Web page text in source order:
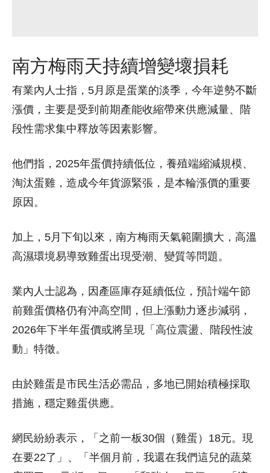
南方梅雨天持續增變壞損耗
有業內人士指，5月原是蛋業的淡季，今年逆勢不斷
漲價，主要是受到前期產能收縮帶來供應減量、階
段性需求集中釋放等因素影響。
他們指，2025年蛋價持續低位，養殖端縮減規模、
淘汰蛋雞，造成今年貨源緊張，是本輪漲價的重要
原因。
加上，5月下旬以來，南方梅雨天氣範圍擴大，高溫
高濕環境易導致雞蛋出現受潮、變質等問題。
業內人士認為，因產區庫存延續低位，預計端午節
前雞蛋價格仍有沖高空間，但上漲動力逐步減弱，
2026年下半年蛋價或將呈現「高位震盪、階段性波
動」特徵。
由於雞蛋是市民生活必需品，多地已開始積極採取
措施，穩定雞蛋供應。
網民紛紛表示，「之前一板30個（雞蛋）18元。現
在要22了」、「半個月前，我還在我們這兒的蔬菜